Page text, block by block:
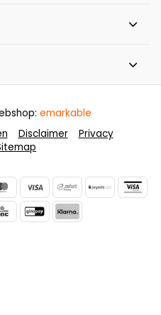
Disclaimer
Privacy
emarkable